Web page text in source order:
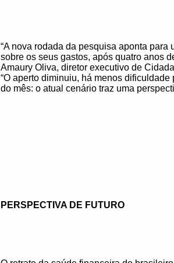
“A nova rodada da pesquisa aponta
sobre os seus gastos, após quatro anos
Amaury Oliva, diretor executivo de
“O aperto diminuiu, há menos
do mês: o atual cenário traz uma
PERSPECTIVA DE FUTURO